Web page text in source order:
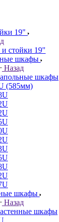
19"
стойки 19"
шкафы
Назад
шкафы
(585мм)
шкафы
Назад
шкафы